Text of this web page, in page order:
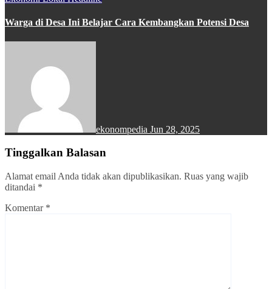
Warga di Desa Ini Belajar Cara Kembangkan Potensi Desa
ekonompedia Jun 28, 2025
Tinggalkan Balasan
Alamat email Anda tidak akan dipublikasikan. Ruas yang wajib
ditandai *
Komentar *